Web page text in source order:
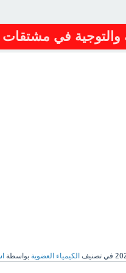
والتوجية في مشتقات
في تصنيف الكيمياء العضوية بواسطة